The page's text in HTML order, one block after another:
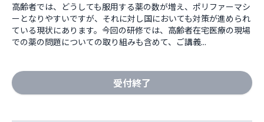
高齢者では、どうしても服用する薬の数が増え、ポリファーマシ
ーとなりやすいですが、それに対し国においても対策が進められ
ている現状にあります。今回の研修では、高齢者在宅医療の現場
での薬の問題についての取り組みも含めて、ご講義...
受付終了